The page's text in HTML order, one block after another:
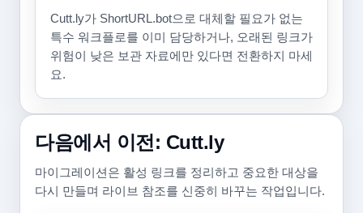
Cutt.ly가 ShortURL.bot으로 대체할 필요가 없는
특수 워크플로를 이미 담당하거나, 오래된 링크가
위험이 낮은 보관 자료에만 있다면 전환하지 마세
요.
다음에서 이전: Cutt.ly
마이그레이션은 활성 링크를 정리하고 중요한 대상을
다시 만들며 라이브 참조를 신중히 바꾸는 작업입니다.